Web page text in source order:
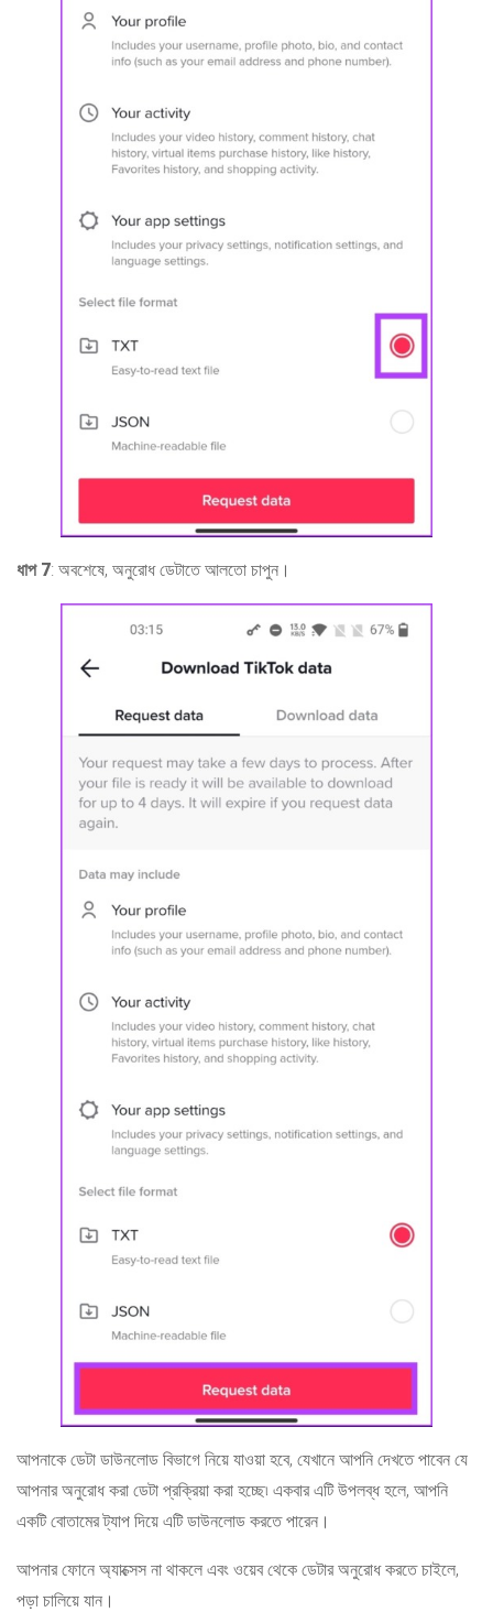
ধাপ 7: অবশেষে, অনুরোধ ডেটাতে আলতো চাপুন।
আপনাকে ডেটা ডাউনলোড বিভাগে নিয়ে যাওয়া হবে, যেখানে আপনি দেখতে পাবেন যে
আপনার অনুরোধ করা ডেটা প্রক্রিয়া করা হচ্ছে৷ একবার এটি উপলব্ধ হলে, আপনি
একটি বোতামের ট্যাপ দিয়ে এটি ডাউনলোড করতে পারেন।
আপনার ফোনে অ্যাক্সেস না থাকলে এবং ওয়েব থেকে ডেটার অনুরোধ করতে চাইলে,
পড়া চালিয়ে যান।